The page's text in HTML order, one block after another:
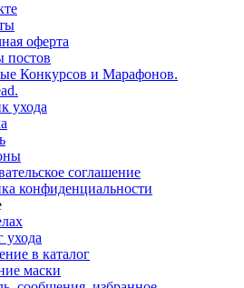
оферта
постов
Конкурсов и Марафонов.
ухода
соглашение
конфиденциальности
ухода
в каталог
маски